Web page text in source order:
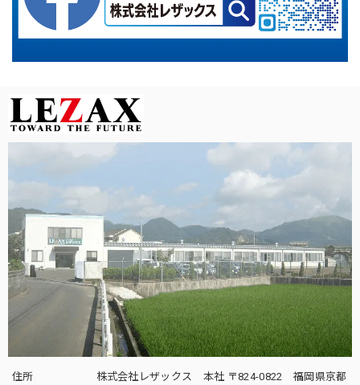
住所
株式会社レザックス 本社 〒824-0822 福岡県京都